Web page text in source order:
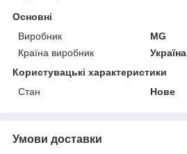
Основні
Виробник
MG
Країна виробник
Україна
Користувацькі характеристики
Стан
Нове
Умови доставки